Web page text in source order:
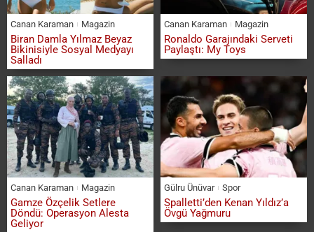
Canan Karaman Magazin
Biran Damla Yılmaz Beyaz
Bikinisiyle Sosyal Medyayı
Salladı
Canan Karaman Magazin
Ronaldo Garajındaki Serveti
Paylaştı: My Toys
Canan Karaman Magazin
Gamze Özçelik Setlere
Döndü: Operasyon Alesta
Geliyor
Gülru Ünüvar Spor
Spalletti’den Kenan Yıldız’a
Övgü Yağmuru